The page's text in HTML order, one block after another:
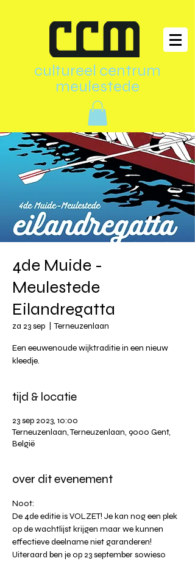
cultureel centrum
meulestede
4de Muide -
Meulestede
Eilandregatta
za 23 sep
  |
Terneuzenlaan
Een eeuwenoude wijktraditie in een nieuw
kleedje.
tijd & locatie
23 sep 2023, 10:00
Terneuzenlaan, Terneuzenlaan, 9000 Gent,
België
over dit evenement
Noot:
De 4de editie is VOLZET! Je kan nog een plek
op de wachtlijst krijgen maar we kunnen
effectieve deelname niet garanderen!
Uiteraard ben je op 23 september sowieso